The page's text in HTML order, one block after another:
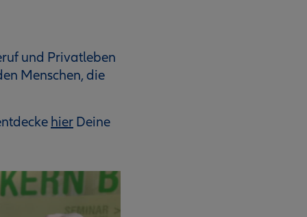
und Privatleben
Menschen, die
hier Deine